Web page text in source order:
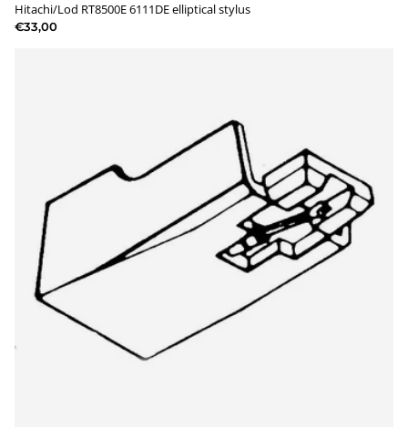
Hitachi/Lod RT8500E 6111DE elliptical stylus
€33,00